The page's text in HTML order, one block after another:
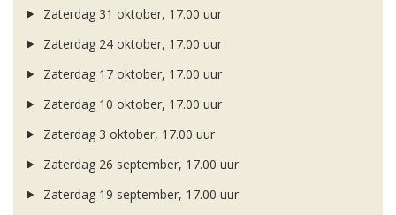
Zaterdag 31 oktober, 17.00 uur
Zaterdag 24 oktober, 17.00 uur
Zaterdag 17 oktober, 17.00 uur
Zaterdag 10 oktober, 17.00 uur
Zaterdag 3 oktober, 17.00 uur
Zaterdag 26 september, 17.00 uur
Zaterdag 19 september, 17.00 uur